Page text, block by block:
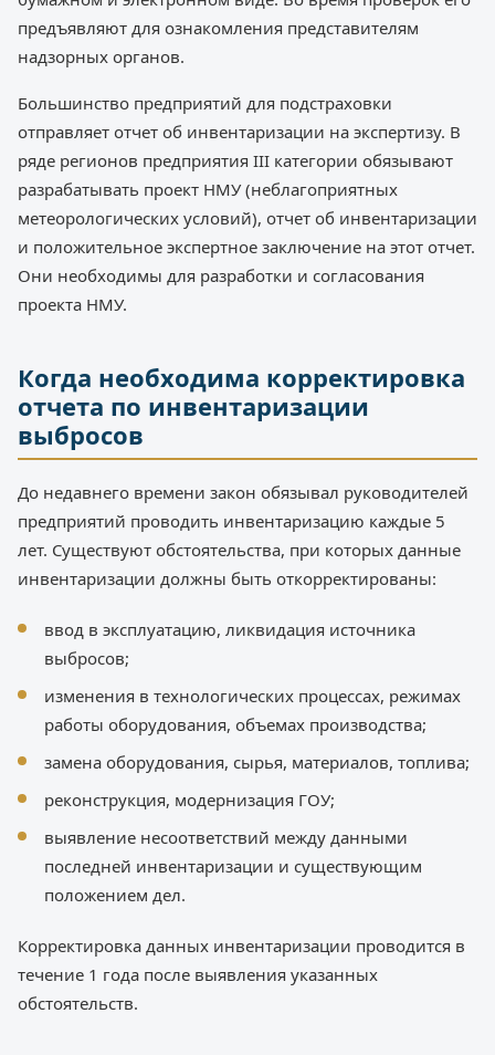
предъявляют для ознакомления представителям
надзорных органов.
Большинство предприятий для подстраховки
отправляет отчет об инвентаризации на экспертизу. В
ряде регионов предприятия III категории обязывают
разрабатывать проект НМУ (неблагоприятных
метеорологических условий), отчет об инвентаризации
и положительное экспертное заключение на этот отчет.
Они необходимы для разработки и согласования
проекта НМУ.
Когда необходима корректировка
отчета по инвентаризации
выбросов
До недавнего времени закон обязывал руководителей
предприятий проводить инвентаризацию каждые 5
лет. Существуют обстоятельства, при которых данные
инвентаризации должны быть откорректированы:
ввод в эксплуатацию, ликвидация источника
выбросов;
изменения в технологических процессах, режимах
работы оборудования, объемах производства;
замена оборудования, сырья, материалов, топлива;
реконструкция, модернизация ГОУ;
выявление несоответствий между данными
последней инвентаризации и существующим
положением дел.
Корректировка данных инвентаризации проводится в
течение 1 года после выявления указанных
обстоятельств.